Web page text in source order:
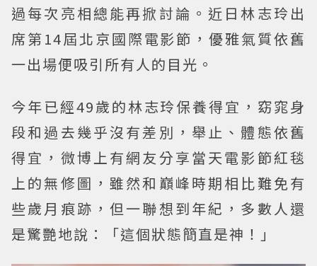
過每次亮相總能再掀討論。近日林志玲出
席第14屆北京國際電影節，優雅氣質依舊
一出場便吸引所有人的目光。
今年已經49歲的林志玲保養得宜，窈窕身
段和過去幾乎沒有差別，舉止、體態依舊
得宜，微博上有網友分享當天電影節紅毯
上的無修圖，雖然和巔峰時期相比難免有
些歲月痕跡，但一聯想到年紀，多數人還
是驚艷地說：「這個狀態簡直是神！」